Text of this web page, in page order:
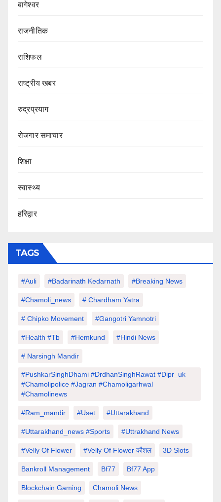
बागेश्वर
राजनीतिक
राशिफल
राष्ट्रीय खबर
रुद्रप्रयाग
रोजगार समाचार
शिक्षा
स्वास्थ्य
हरिद्वार
TAGS
#auli #Badarinath Kedarnath #Breaking News
#chamoli_news # Chardham Yatra
# Chipko Movement #Gangotri Yamnotri
#Health #tb #hemkund #hindi News
# Narsingh Mandir
#PushkarSinghDhami #drdhanSinghRawat #dipr_uk
#chamolipolice #Jagran #chamoligarhwal
#chamolinews
#Ram_mandir #uset #uttarakhand
#Uttarakhand_news #sports #Uttrakhand News
#velly Of Flower #velly Of Flower कौशल 3D Slots
Bankroll Management Bf77 Bf77 App
Blockchain Gaming Chamoli News